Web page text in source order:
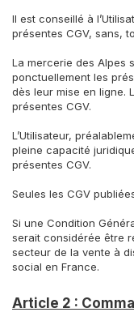
Il est conseillé à
présentes CGV, sans,
La mercerie des Alpes
ponctuellement les
dès leur mise en ligne.
présentes CGV.
L’Utilisateur,
pleine capacité
présentes CGV.
Seules les CGV
Si une Condition
serait considérée être
secteur de la vente à
social en France.
Article 2 :